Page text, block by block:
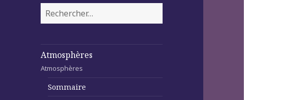
Rechercher :
Atmosphères
Atmosphères
Sommaire